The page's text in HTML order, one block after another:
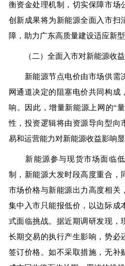
衡资金处理机制，切实保障市场
创新成果将为新能源全面入市扫
障，助力广东高质量建设适应新
（二）全面入市对新能源收益
新能源节点电价由市场供需
网通道决定的阻塞电价共同构成
响。因此，增量新能源上网的“
性，投资逻辑将由资源导向型向
易和运营能力对新能源收益影响显
新能源参与现货市场面临低
制，新能源大发时段高度重合，
市场价格与新能源出力高度相关
集中入市只能报低价，以边际成
式面临挑战。据近期调研发现，
长期交易的执行产生影响，势必
签订价格。如不采取措施，无补